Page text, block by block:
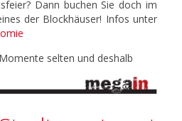
Dann buchen Sie doch im
der Blockhäuser! Infos unter
selten und deshalb